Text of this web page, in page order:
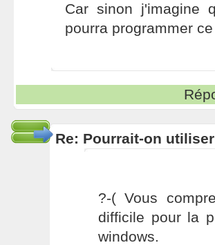
Car sinon j'imagine
pourra programmer
Re: Pourrait-on
?-( Vous
difficile pour la
windows.